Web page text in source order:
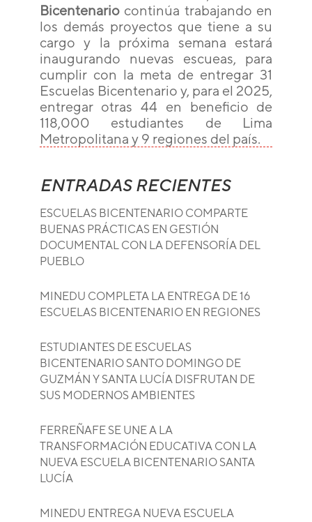
Bicentenariocontinúa trabajando en
los demás proyectos que tiene a su
cargo y la próxima semana estará
inaugurando nuevas escueas, para
cumplir con la meta de entregar 31
Escuelas Bicentenario y, para el 2025,
entregar otras 44 en beneficio de
118,000 estudiantes de Lima
Metropolitana y 9 regiones del país.
ENTRADAS RECIENTES
ESCUELAS BICENTENARIO COMPARTE
BUENAS PRÁCTICAS EN GESTIÓN
DOCUMENTAL CON LA DEFENSORÍA DEL
PUEBLO
MINEDU COMPLETA LA ENTREGA DE 16
ESCUELAS BICENTENARIO EN REGIONES
ESTUDIANTES DE ESCUELAS
BICENTENARIO SANTO DOMINGO DE
GUZMÁN Y SANTA LUCÍA DISFRUTAN DE
SUS MODERNOS AMBIENTES
FERREÑAFE SE UNE A LA
TRANSFORMACIÓN EDUCATIVA CON LA
NUEVA ESCUELA BICENTENARIO SANTA
LUCÍA
MINEDU ENTREGA NUEVA ESCUELA